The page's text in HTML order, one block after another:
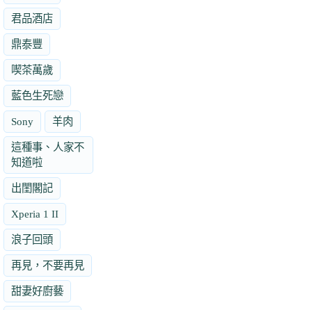
君品酒店
鼎泰豐
喫茶萬歲
藍色生死戀
Sony 羊肉
這種事、人家不
知道啦
出閨閣記
Xperia 1 II
浪子回頭
再見，不要再見
甜妻好廚藝